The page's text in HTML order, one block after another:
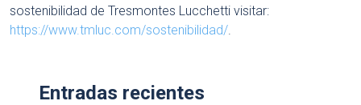
sostenibilidad de Tresmontes Lucchetti visitar:
https://www.tmluc.com/sostenibilidad/
Entradas recientes